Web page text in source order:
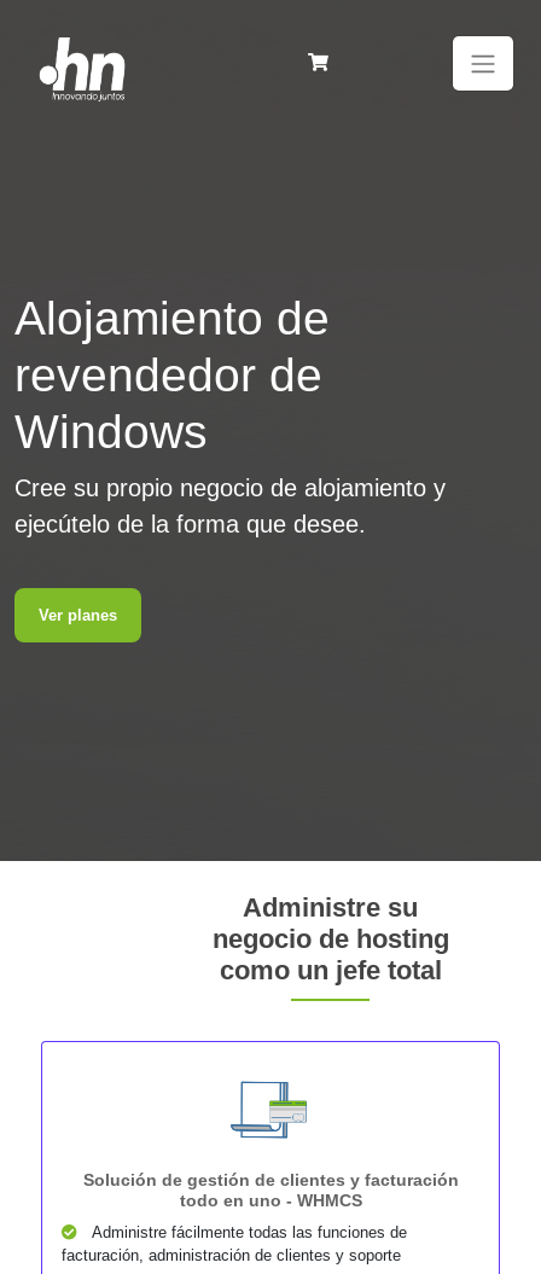
Alojamiento de
revendedor de
Windows
Cree su propio negocio de alojamiento y
ejecútelo de la forma que desee.
Ver planes
Administre su
negocio de hosting
como un jefe total
Solución de gestión de clientes y facturación
todo en uno - WHMCS
Administre fácilmente todas las funciones de
facturación, administración de clientes y soporte